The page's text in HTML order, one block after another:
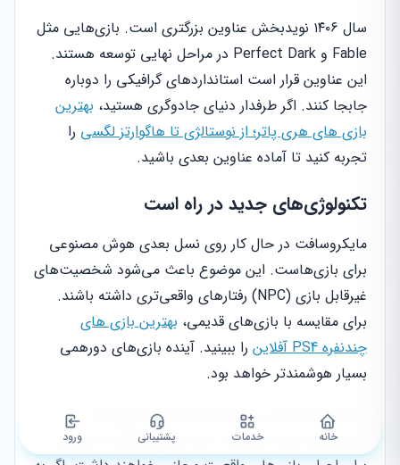
سال ۱۴۰۶ نویدبخش عناوین بزرگتری است. بازی‌هایی مثل
Fable و Perfect Dark در مراحل نهایی توسعه هستند.
این عناوین قرار است استانداردهای گرافیکی را دوباره
جابجا کنند. اگر طرفدار دنیای جادوگری هستید، بهترین
بازی های هری پاتر؛ از نوستالژی تا هاگوارتز لگسی را
تجربه کنید تا آماده عناوین بعدی باشید.
تکنولوژی‌های جدید در راه است
مایکروسافت در حال کار روی نسل بعدی هوش مصنوعی
برای بازی‌هاست. این موضوع باعث می‌شود شخصیت‌های
غیرقابل بازی (NPC) رفتارهای واقعی‌تری داشته باشند.
برای مقایسه با بازی‌های قدیمی، بهترین بازی های
چندنفره PS4 آفلاین
را ببینید. آینده بازی‌های دورهمی
بسیار هوشمندتر خواهد بود.
همچنین شایعاتی درباره نسخه جدید کنسول‌های
میان‌نسلی شنیده می‌شود. این کنسول‌ها قدرت بیشتری
خانه خدمات پشتیبانی ورود